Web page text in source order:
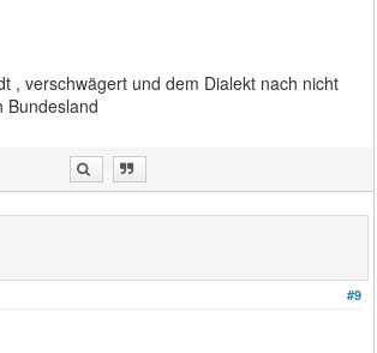
, verschwägert und dem Dialekt nach nicht
Bundesland
#9